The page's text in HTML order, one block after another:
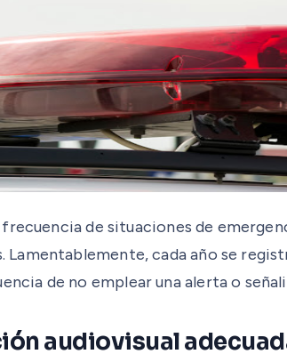
de situaciones de
Lamentablemente, cada año se
de no emplear una alerta o
audiovisual